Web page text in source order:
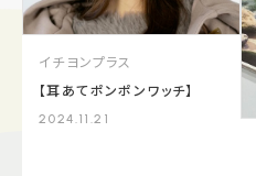
イチヨンプラス
【耳あてポンポンワッチ】
2024.11.21